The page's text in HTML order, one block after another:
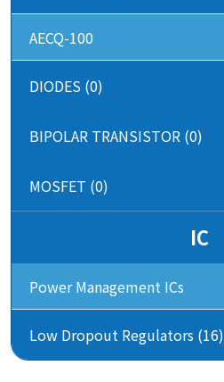
AECQ-100
DIODES (0)
BIPOLAR TRANSISTOR (0)
MOSFET (0)
IC
Power Management ICs
Low Dropout Regulators (16)